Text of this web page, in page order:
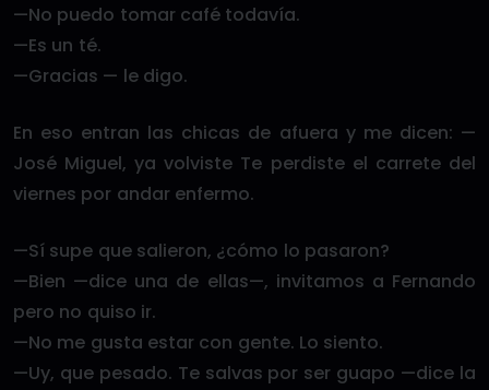
—No puedo tomar café todavía.
—Es un té.
—Gracias — le digo.
En eso entran las chicas de afuera y me dicen: —
José Miguel, ya volviste Te perdiste el carrete del
viernes por andar enfermo.
—Sí supe que salieron, ¿cómo lo pasaron?
—Bien —dice una de ellas—, invitamos a Fernando
pero no quiso ir.
—No me gusta estar con gente. Lo siento.
—Uy, que pesado. Te salvas por ser guapo —dice la